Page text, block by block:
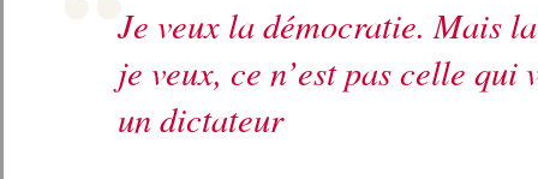
Je veux la démocratie. Mais
je veux, ce n’est pas celle qui
un dictateur